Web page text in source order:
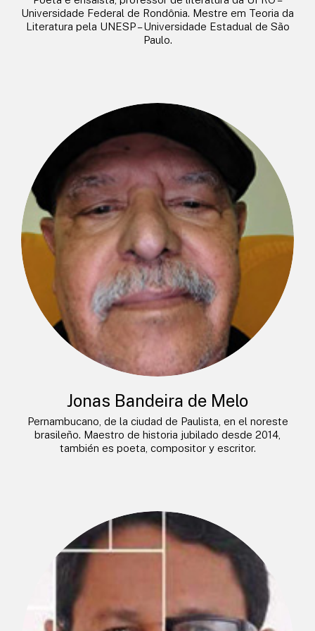
Universidade Federal de Rondônia. Mestre em Teoria da
Literatura pela UNESP – Universidade Estadual de São
Paulo.
Jonas Bandeira de Melo
Pernambucano, de la ciudad de Paulista, en el noreste
brasileño. Maestro de historia jubilado desde 2014,
también es poeta, compositor y escritor.